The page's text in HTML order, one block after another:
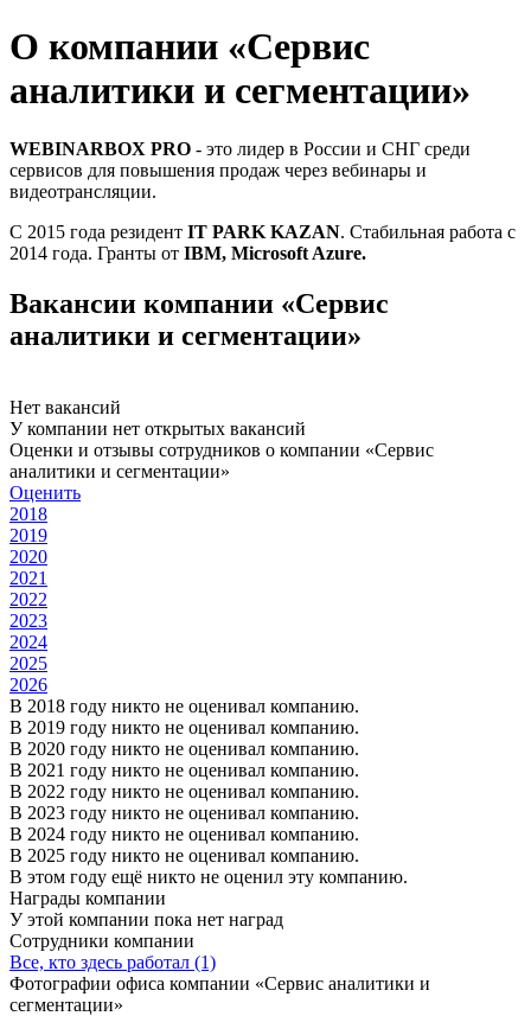
О компании «Сервис
аналитики и сегментации»
WEBINARBOX PRO - это лидер в России и СНГ среди
сервисов для повышения продаж через вебинары и
видеотрансляции.
С 2015 года резидент IT PARK KAZAN. Стабильная работа с
2014 года. Гранты от IBM, Microsoft Azure.
Вакансии компании «Сервис
аналитики и сегментации»
Нет вакансий
У компании нет открытых вакансий
Оценки и отзывы сотрудников о компании «Сервис
аналитики и сегментации»
Оценить
2018
2019
2020
2021
2022
2023
2024
2025
2026
В 2018 году никто не оценивал компанию.
В 2019 году никто не оценивал компанию.
В 2020 году никто не оценивал компанию.
В 2021 году никто не оценивал компанию.
В 2022 году никто не оценивал компанию.
В 2023 году никто не оценивал компанию.
В 2024 году никто не оценивал компанию.
В 2025 году никто не оценивал компанию.
В этом году ещё никто не оценил эту компанию.
Награды компании
У этой компании пока нет наград
Сотрудники компании
Все, кто здесь работал (1)
Фотографии офиса компании «Сервис аналитики и
сегментации»